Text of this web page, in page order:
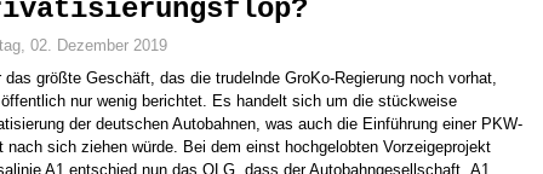
02. Dezember 2019
das größte Geschäft, das die trudelnde GroKo-Regierung noch vorhat,
nur wenig berichtet. Es handelt sich um die stückweise
der deutschen Autobahnen, was auch die Einführung einer PKW-
nach sich ziehen würde. Bei dem einst hochgelobten Vorzeigeprojekt
A1 entschied nun das OLG, dass der Autobahngesellschaft „A1